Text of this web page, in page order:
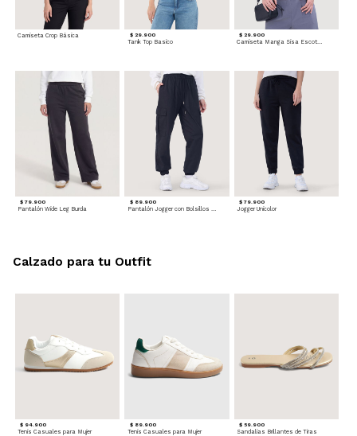
Camiseta Crop Básica $ 29.900
Tank Top Basico
$ 29.900
Camiseta Manga Sisa Escotada
$ 79.900
Pantalón Wide Leg Burda
$ 89.900 $ 79.900
Jogger Unicolor
$ 94.900
Tenis Casuales para Mujer
$ 89.900
Tenis Casuales para Mujer
$ 59.900
Sandalias Brillantes de Tiras
Calzado para tu Outfit